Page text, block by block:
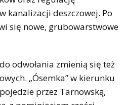
kanalizacji deszczowej. Po
się nowe, grubowarstwowe
odwołania zmienią się też
„Ósemka” w kierunku
przez Tarnowską,